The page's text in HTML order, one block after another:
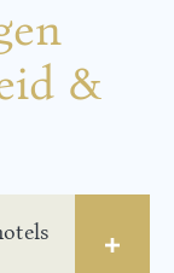
&